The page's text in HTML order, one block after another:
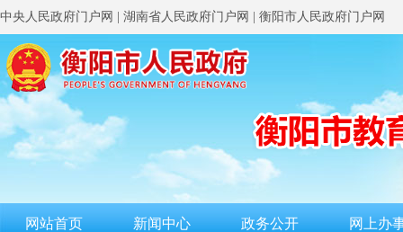
中央人民政府门户网 湖南省人民政府门户网 衡阳市人民政府门户网
网站首页 新闻中心 政务公开 网上办